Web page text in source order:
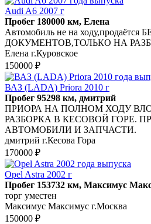
Audi A6 2007 г
Пробег 180000 км, Елена
Автомобиль не на ходу,продаётся
ДОКУМЕНТОВ,ТОЛЬКО НА
Елена г.Куровское
150000 ₽
ВАЗ (LADA) Priora 2010 г
Пробег 95298 км, дмитрий
ПРИОРА НА ПОЛНОМ ХОДУ
РАЗБОРКА В КЕСОВОЙ ГОРЕ.
АВТОМОБИЛИ И ЗАПЧАСТИ.
дмитрий г.Кесова Гора
170000 ₽
Opel Astra 2002 г
Пробег 153732 км, Максимус
торг уместен
Максимус Максимус г.Москва
150000 ₽